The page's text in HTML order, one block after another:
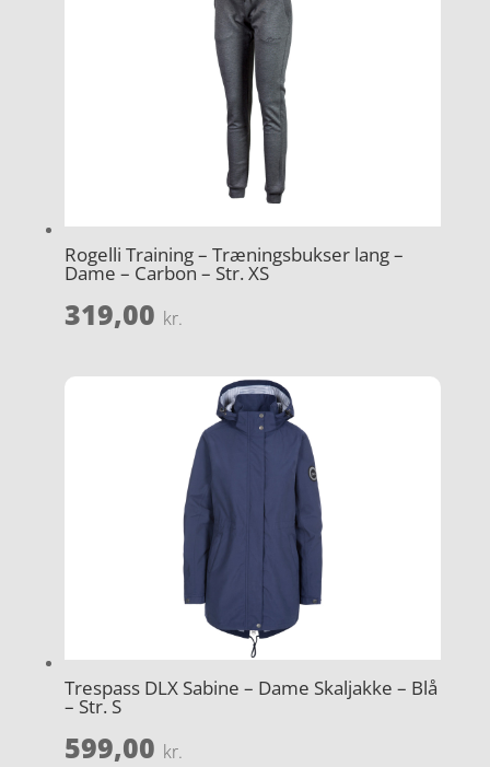
Rogelli Training – Træningsbukser lang –
Dame – Carbon – Str. XS
319,00 kr.
Trespass DLX Sabine – Dame Skaljakke – Blå
– Str. S
599,00 kr.